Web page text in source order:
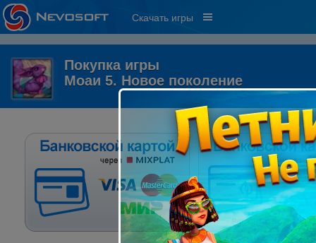
Скачать игры
Покупка игры
Моаи 5. Новое поколение